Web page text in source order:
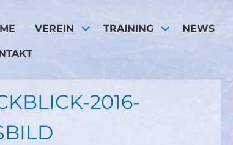
VEREIN TRAINING NEWS
2016-